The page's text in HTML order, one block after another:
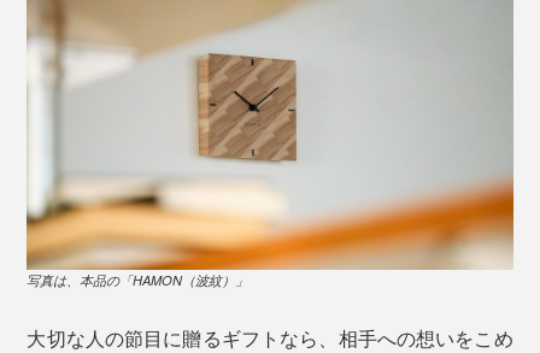
写真は、本品の「HAMON（波紋）」
大切な人の節目に贈るギフトなら、相手への想いをこめ